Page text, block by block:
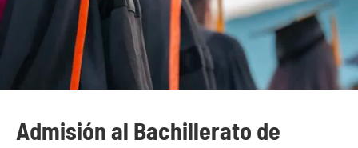
Admisión al Bachillerato de